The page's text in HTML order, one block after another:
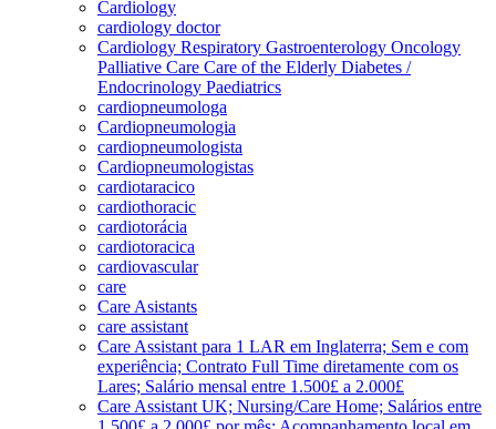
Cardiology
cardiology doctor
Cardiology Respiratory Gastroenterology Oncology
Palliative Care Care of the Elderly Diabetes /
Endocrinology Paediatrics
cardiopneumologa
Cardiopneumologia
cardiopneumologista
Cardiopneumologistas
cardiotaracico
cardiothoracic
cardiotorácia
cardiotoracica
cardiovascular
care
Care Asistants
care assistant
Care Assistant para 1 LAR em Inglaterra; Sem e com
experiência; Contrato Full Time diretamente com os
Lares; Salário mensal entre 1.500£ a 2.000£
Care Assistant UK; Nursing/Care Home; Salários entre